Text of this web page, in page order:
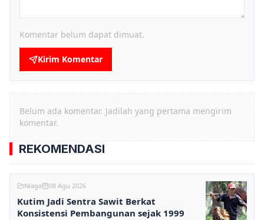
Komentar belum dapat dimuat.
Kirim Komentar
Belum ada komentar. Jadilah yang pertama mengirim
komentar.
REKOMENDASI
Niaga 08 Agu 2026
Kutim Jadi Sentra Sawit Berkat
Konsistensi Pembangunan sejak 1999